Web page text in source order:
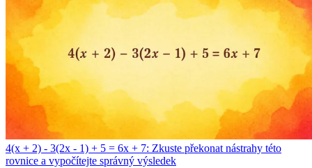
4(x + 2) - 3(2x - 1) + 5 = 6x + 7: Zkuste překonat nástrahy této
rovnice a vypočítejte správný výsledek